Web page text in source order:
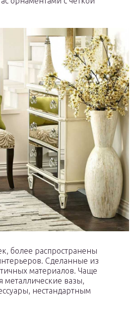
более распространены
Сделанные из
материалов. Чаще
металлические вазы,
нестандартным